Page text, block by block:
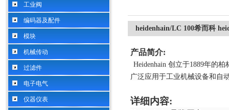
工业阀
编码器及配件
模块
机械传动
过滤件
电子电气
仪器仪表
heidenhain/LC 100希而科
产品简介:
Heidenhain 创立于1889年的
广泛应用于工业机械设备和自
详细内容: